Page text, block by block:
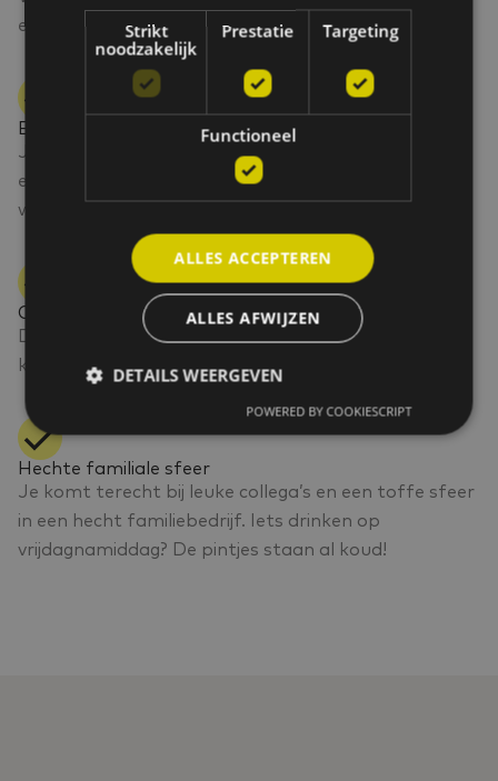
ervaring en inzet.
Extralegale voordelen
Je krijgt een tankkaart, iPhone met abonnement en
een laptop om vlot en professioneel te kunnen
werken.
Opleidingen
Dankzij boeiende opleidingen security, leert u alle
kneepjes van het vak kennen.
Hechte familiale sfeer
Je komt terecht bij leuke collega’s en een toffe sfeer
in een hecht familiebedrijf. Iets drinken op
vrijdagnamiddag? De pintjes staan al koud!
Strikt
noodzakelijk
Prestatie Targeting
Functioneel
ALLES ACCEPTEREN
ALLES AFWIJZEN
DETAILS WEERGEVEN
POWERED BY COOKIESCRIPT